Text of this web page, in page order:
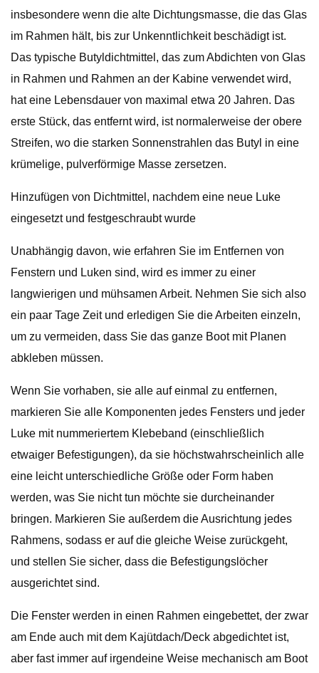
insbesondere wenn die alte Dichtungsmasse, die das Glas
im Rahmen hält, bis zur Unkenntlichkeit beschädigt ist.
Das typische Butyldichtmittel, das zum Abdichten von Glas
in Rahmen und Rahmen an der Kabine verwendet wird,
hat eine Lebensdauer von maximal etwa 20 Jahren. Das
erste Stück, das entfernt wird, ist normalerweise der obere
Streifen, wo die starken Sonnenstrahlen das Butyl in eine
krümelige, pulverförmige Masse zersetzen.
Hinzufügen von Dichtmittel, nachdem eine neue Luke
eingesetzt und festgeschraubt wurde
Unabhängig davon, wie erfahren Sie im Entfernen von
Fenstern und Luken sind, wird es immer zu einer
langwierigen und mühsamen Arbeit. Nehmen Sie sich also
ein paar Tage Zeit und erledigen Sie die Arbeiten einzeln,
um zu vermeiden, dass Sie das ganze Boot mit Planen
abkleben müssen.
Wenn Sie vorhaben, sie alle auf einmal zu entfernen,
markieren Sie alle Komponenten jedes Fensters und jeder
Luke mit nummeriertem Klebeband (einschließlich
etwaiger Befestigungen), da sie höchstwahrscheinlich alle
eine leicht unterschiedliche Größe oder Form haben
werden, was Sie nicht tun möchte sie durcheinander
bringen. Markieren Sie außerdem die Ausrichtung jedes
Rahmens, sodass er auf die gleiche Weise zurückgeht,
und stellen Sie sicher, dass die Befestigungslöcher
ausgerichtet sind.
Die Fenster werden in einen Rahmen eingebettet, der zwar
am Ende auch mit dem Kajütdach/Deck abgedichtet ist,
aber fast immer auf irgendeine Weise mechanisch am Boot